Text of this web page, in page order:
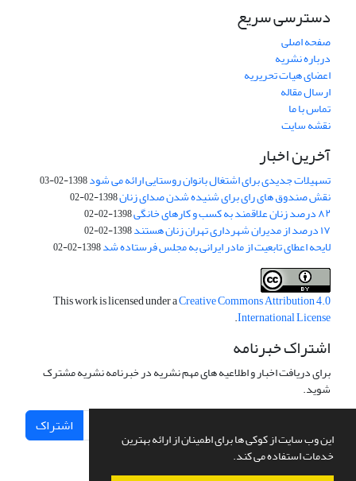
این وب سایت از کوکی ها برای اطمینان از ارائه بهترین
خدمات استفاده می کند.
دسترسی سریع
صفحه اصلی
درباره نشریه
اعضای هیات تحریریه
ارسال مقاله
تماس با ما
نقشه سایت
آخرین اخبار
تسهیلات جدیدی برای اشتغال بانوان روستایی ارائه می شود1398-02-03
نقش صندوق های رای برای شنیده شدن صدای زنان1398-02-02
۸۲ درصد زنان علاقمند به کسب و کارهای خانگی 1398-02-02
۱۷ درصد از مدیران شهرداری تهران زنان هستند 1398-02-02
لایحه اعطای تابعیت از مادر ایرانی به مجلس فرستاده شد1398-02-02
This work is licensed under aCreative Commons Attribution 4.0
International License
.
اشتراک خبرنامه
برای دریافت اخبار و اطلاعیه های مهم نشریه در خبرنامه نشریه مشترک
شوید.
اشتراک